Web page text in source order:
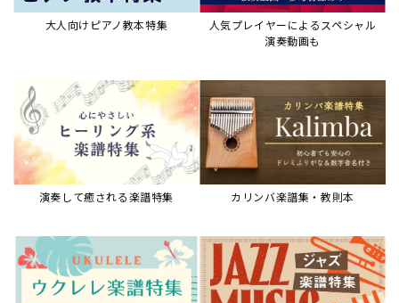
大人向けピアノ教本特集
人気プレイヤーによるスペシャル
演奏動画も
演奏して癒される楽譜特集 カリンバ楽譜集・教則本